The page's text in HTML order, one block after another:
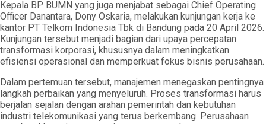
Kepala BP BUMN yang juga menjabat sebagai Chief Operating
Officer Danantara, Dony Oskaria, melakukan kunjungan kerja ke
kantor PT Telkom Indonesia Tbk di Bandung pada 20 April 2026.
Kunjungan tersebut menjadi bagian dari upaya percepatan
transformasi korporasi, khususnya dalam meningkatkan
efisiensi operasional dan memperkuat fokus bisnis perusahaan.
Dalam pertemuan tersebut, manajemen menegaskan pentingnya
langkah perbaikan yang menyeluruh. Proses transformasi harus
berjalan sejalan dengan arahan pemerintah dan kebutuhan
industri telekomunikasi yang terus berkembang. Perusahaan